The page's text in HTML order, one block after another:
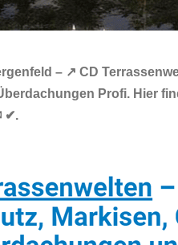
– ↗️ CD
Profi. Hier
✔.